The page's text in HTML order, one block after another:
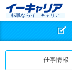
転職ならイーキャリア
仕事情報